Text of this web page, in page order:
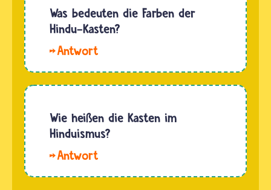
Meditationen
auf den
Tod…
Hindu-
Frauen
nicht
geben,
denn
alter
Tradition
werden
Kinder…
Was bedeuten die Farben der
Hindu-Kasten?
Farben
Kasten weisen auf
bestimmte
der
einzelnen
Wie heißen die Kasten im
Hinduismus?